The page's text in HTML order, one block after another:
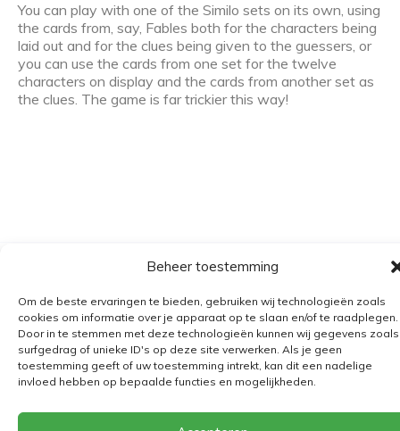
Beheer toestemming
Om de beste ervaringen te bieden, gebruiken wij technologieën zoals
cookies om informatie over je apparaat op te slaan en/of te raadplegen.
Door in te stemmen met deze technologieën kunnen wij gegevens zoals
surfgedrag of unieke ID's op deze site verwerken. Als je geen
toestemming geeft of uw toestemming intrekt, kan dit een nadelige
invloed hebben op bepaalde functies en mogelijkheden.
You can play with one of the Similo sets on its own, using
the cards from, say, Fables both for the characters being
laid out and for the clues being given to the guessers, or
you can use the cards from one set for the twelve
characters on display and the cards from another set as
the clues. The game is far trickier this way!
Verzending
Retourbeleid
BE 0682.845.059